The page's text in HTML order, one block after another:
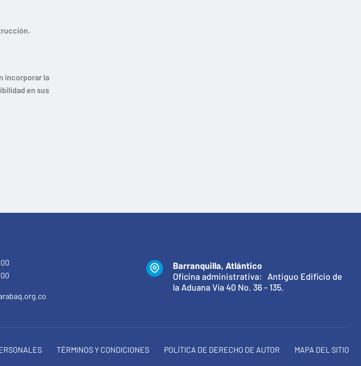
incorporar la
en sus
Barranquilla, Atlántico
Oficina administrativa: Antiguo Edificio de
la Aduana Vía 40 No. 36 - 135.
TÉRMINOS Y CONDICIONES POLÍTICA DE DERECHO DE AUTOR
MAPA DEL SITIO